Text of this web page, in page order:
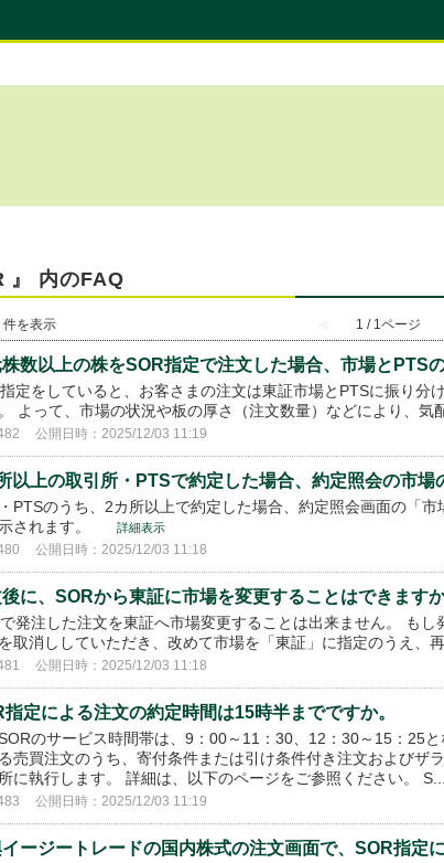
』 内のFAQ
件を表示 ≪ 1 / 1ページ
数以上の株をSOR指定で注文した場合、市場とPTS
定をしていると、お客さまの注文は東証市場とPTSに振り分
よって、市場の状況や板の厚さ（注文数量）などにより、気
公開日時：2025/12/03 11:19
以上の取引所・PTSで約定した場合、約定照会の市場
PTSのうち、2カ所以上で約定した場合、約定照会画面の「
されます。
詳細表示
公開日時：2025/12/03 11:18
に、SORから東証に市場を変更することはできますか
発注した注文を東証へ市場変更することは出来ません。 も
取消ししていただき、改めて市場を「東証」に指定のうえ、
公開日時：2025/12/03 11:18
指定による注文の約定時間は15時半までですか。
のサービス時間帯は、9：00～11：30、12：30～15：25
売買注文のうち、寄付条件または引け条件付き注文およびザ
に執行します。 詳細は、以下のページをご参照ください。 S...
公開日時：2025/12/03 11:19
イージートレードの国内株式の注文画面で、SOR指定